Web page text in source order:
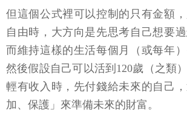
但這個公式裡可以控制的只有金額
自由時，大方向是先思考自己想要過
而維持這樣的生活每個月（或每年）
然後假設自己可以活到120歲（之類
輕有收入時，先付錢給未來的自己
加、保護」來準備未來的財富。